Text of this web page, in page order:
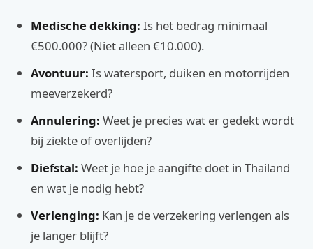
Medische dekking: Is het bedrag minimaal
€500.000? (Niet alleen €10.000).
Avontuur: Is watersport, duiken en motorrijden
meeverzekerd?
Annulering: Weet je precies wat er gedekt wordt
bij ziekte of overlijden?
Diefstal: Weet je hoe je aangifte doet in Thailand
en wat je nodig hebt?
Verlenging: Kan je de verzekering verlengen als
je langer blijft?